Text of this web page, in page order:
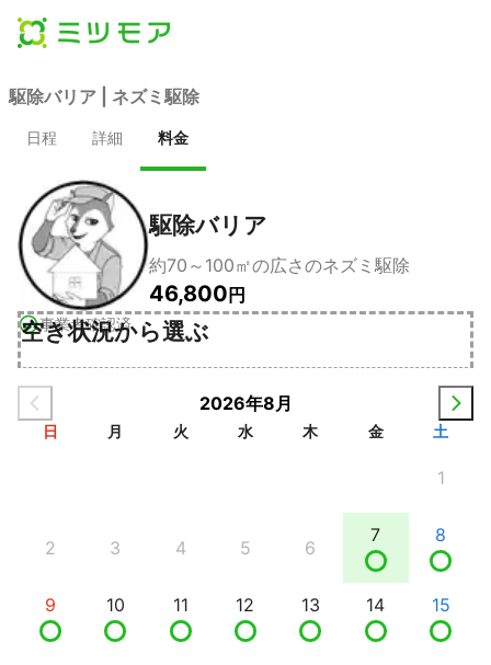
駆除バリア | ネズミ駆除
日程 詳細 料金
事業者確認済
駆除バリア
約70～100㎡の広さのネズミ駆除
46,800 円
空き状況から選ぶ
2026年8月
日 月 火 水 木 金 土
1
2 3 4 5 6
7 8
9 10 11 12 13 14 15